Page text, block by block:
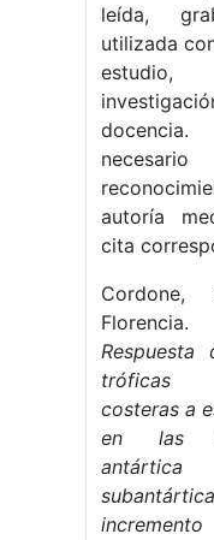
leída,
utilizada
estudio,
autoría
cita
Cordone,
Respuesta
tróficas
costeras a
en las